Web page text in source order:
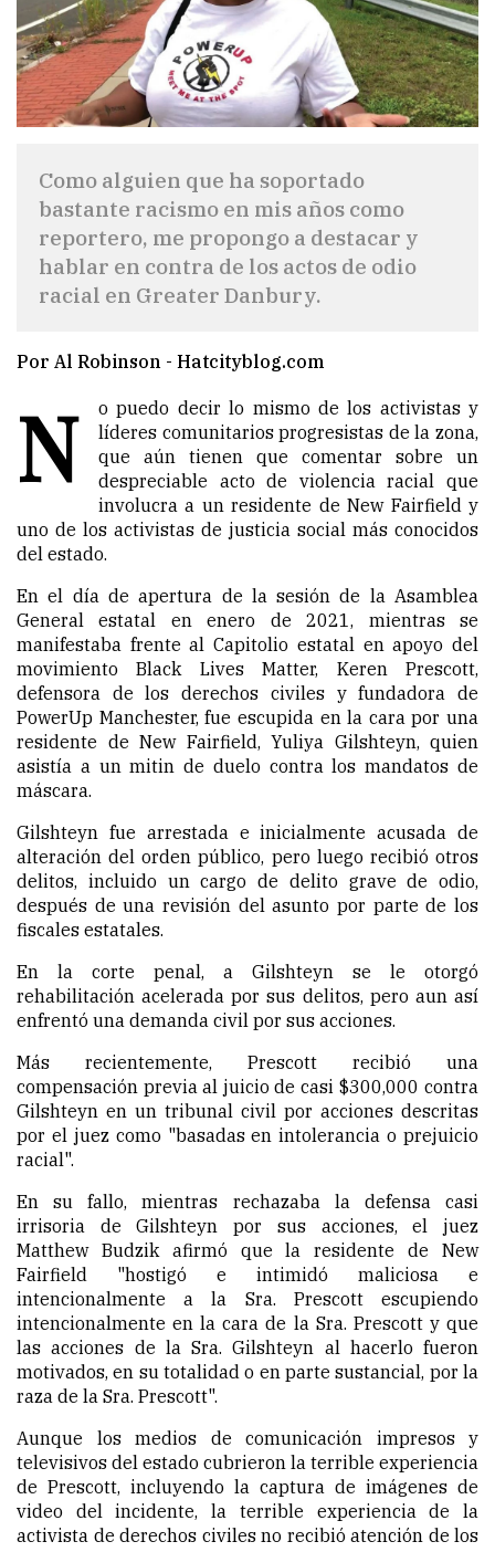
Como alguien que ha soportado
bastante racismo en mis años como
reportero, me propongo a destacar y
hablar en contra de los actos de odio
racial en Greater Danbury.
Por Al Robinson - Hatcityblog.com
N
o puedo decir lo mismo de los activistas y
líderes comunitarios progresistas de la zona,
que aún tienen que comentar sobre un
despreciable acto de violencia racial que
involucra a un residente de New Fairfield y
uno de los activistas de justicia social más conocidos
del estado.
En el día de apertura de la sesión de la Asamblea
General estatal en enero de 2021, mientras se
manifestaba frente al Capitolio estatal en apoyo del
movimiento Black Lives Matter, Keren Prescott,
defensora de los derechos civiles y fundadora de
PowerUp Manchester, fue escupida en la cara por una
residente de New Fairfield, Yuliya Gilshteyn, quien
asistía a un mitin de duelo contra los mandatos de
máscara.
Gilshteyn fue arrestada e inicialmente acusada de
alteración del orden público, pero luego recibió otros
delitos, incluido un cargo de delito grave de odio,
después de una revisión del asunto por parte de los
fiscales estatales.
En la corte penal, a Gilshteyn se le otorgó
rehabilitación acelerada por sus delitos, pero aun así
enfrentó una demanda civil por sus acciones.
Más recientemente, Prescott recibió una
compensación previa al juicio de casi $300,000 contra
Gilshteyn en un tribunal civil por acciones descritas
por el juez como "basadas en intolerancia o prejuicio
racial".
En su fallo, mientras rechazaba la defensa casi
irrisoria de Gilshteyn por sus acciones, el juez
Matthew Budzik afirmó que la residente de New
Fairfield "hostigó e intimidó maliciosa e
intencionalmente a la Sra. Prescott escupiendo
intencionalmente en la cara de la Sra. Prescott y que
las acciones de la Sra. Gilshteyn al hacerlo fueron
motivados, en su totalidad o en parte sustancial, por la
raza de la Sra. Prescott".
Aunque los medios de comunicación impresos y
televisivos del estado cubrieron la terrible experiencia
de Prescott, incluyendo la captura de imágenes de
video del incidente, la terrible experiencia de la
activista de derechos civiles no recibió atención de los